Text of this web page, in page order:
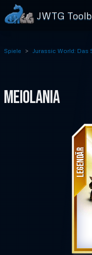
JWTG
Spiele Jurassic World: Das
MEIOLANIA
LEGENDÄR